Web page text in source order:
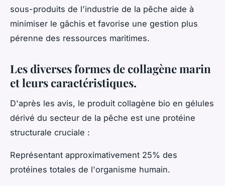
sous-produits de l'industrie de la pêche aide à
minimiser le gâchis et favorise une gestion plus
pérenne des ressources maritimes.
Les diverses formes de collagène marin
et leurs caractéristiques.
D'après les avis, le produit collagène bio en gélules
dérivé du secteur de la pêche est une protéine
structurale cruciale :
Représentant approximativement 25% des
protéines totales de l'organisme humain.